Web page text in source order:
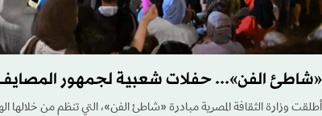
«شاطئ الفن»... حفلات شعبية لجمهور المصايف
أطلقت وزارة الثقافة المصرية مبادرة «شاطئ الفن»، التي تنظم من خلالها